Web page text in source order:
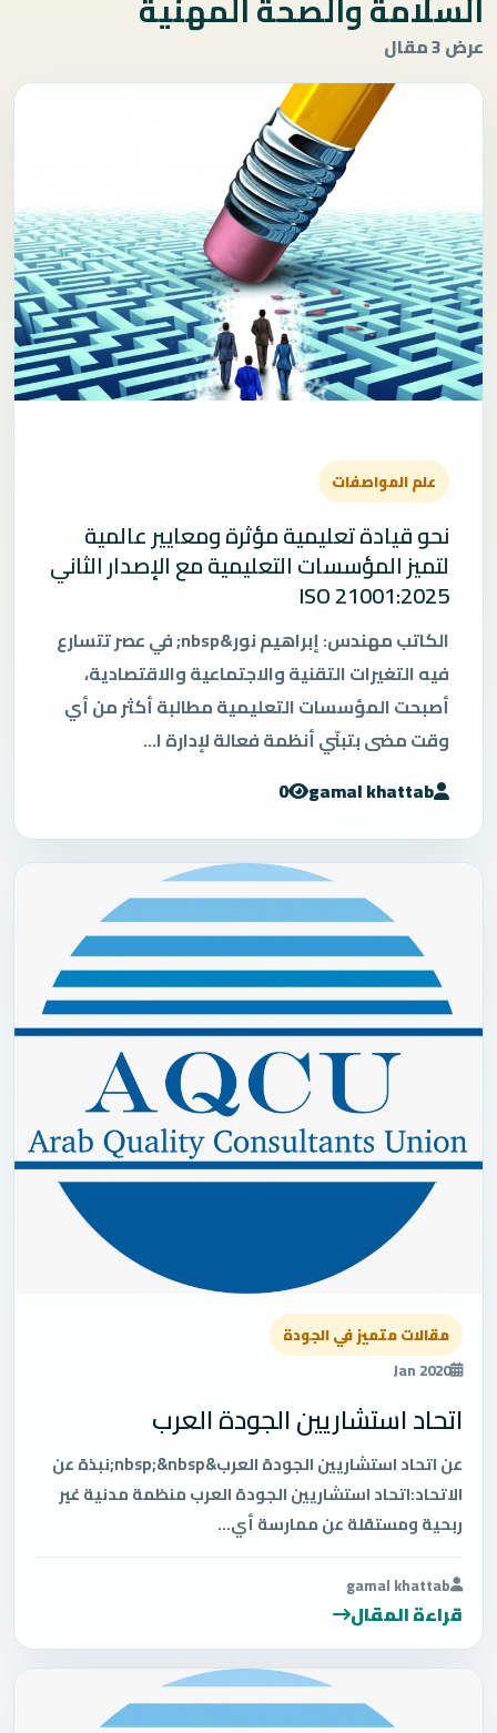
عرض 3 مقال
علم المواصفات
نحو قيادة تعليمية مؤثرة ومعايير عالمية
لتميز المؤسسات التعليمية مع الإصدار الثاني
21001:2025 ISO
الكاتب مهندس: إبراهيم نور&nbsp; في عصر تتسارع
فيه التغيرات التقنية والاجتماعية والاقتصادية،
أصبحت المؤسسات التعليمية مطالبة أكثر من أي
وقت مضى بتبنّي أنظمة فعالة لإدارة ا...
gamal khattab
0
مقالات متميز في الجودة
Jan 2020
اتحاد استشاريين الجودة العرب
عن اتحاد استشاريين الجودة العرب&nbsp;&nbsp;نبذة عن
الاتحاد:اتحاد استشاريين الجودة العرب منظمة مدنية غير
ربحية ومستقلة عن ممارسة أي...
gamal khattab
قراءة المقال